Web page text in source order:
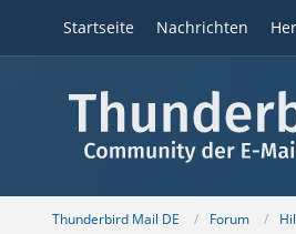
Startseite Nachrichten
Thunderbird Mail DE Forum